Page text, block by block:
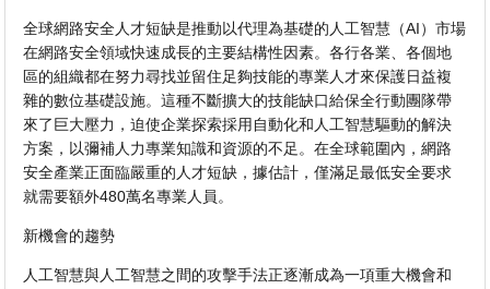
全球網路安全人才短缺是推動以代理為基礎的人工智慧（AI）市場
在網路安全領域快速成長的主要結構性因素。各行各業、各個地
區的組織都在努力尋找並留住足夠技能的專業人才來保護日益複
雜的數位基礎設施。這種不斷擴大的技能缺口給保全行動團隊帶
來了巨大壓力，迫使企業探索採用自動化和人工智慧驅動的解決
方案，以彌補人力專業知識和資源的不足。在全球範圍內，網路
安全產業正面臨嚴重的人才短缺，據估計，僅滿足最低安全要求
就需要額外480萬名專業人員。
新機會的趨勢
人工智慧與人工智慧之間的攻擊手法正逐漸成為一項重大機會和